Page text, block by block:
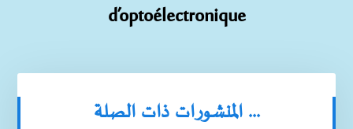
d’optoélectronique
المنشورات ذات الصلة ...